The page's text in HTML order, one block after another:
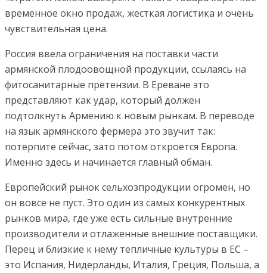
временное окно продаж, жесткая логистика и очень
чувствительная цена.
Россия ввела ограничения на поставки части
армянской плодоовощной продукции, ссылаясь на
фитосанитарные претензии. В Ереване это
представляют как удар, который должен
подтолкнуть Армению к новым рынкам. В переводе
на язык армянского фермера это звучит так:
потерпите сейчас, зато потом откроется Европа.
Именно здесь и начинается главный обман.
Европейский рынок сельхозпродукции огромен, но
он вовсе не пуст. Это один из самых конкурентных
рынков мира, где уже есть сильные внутренние
производители и отлаженные внешние поставщики.
Перец и близкие к нему тепличные культуры в ЕС –
это Испания, Нидерланды, Италия, Греция, Польша, а